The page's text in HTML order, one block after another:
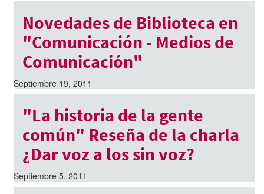
Novedades de Biblioteca en
"Comunicación - Medios de
Comunicación"
Septiembre 19, 2011
"La historia de la gente
común" Reseña de la charla
¿Dar voz a los sin voz?
Septiembre 5, 2011